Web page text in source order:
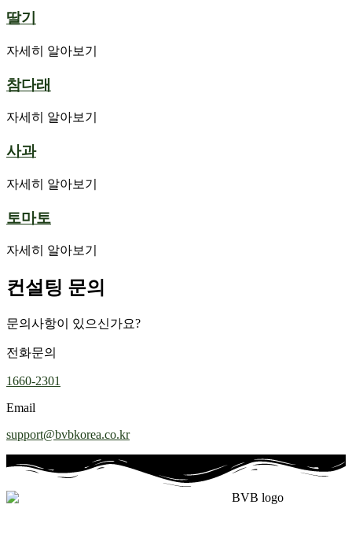
딸기
자세히 알아보기
참다래
자세히 알아보기
사과
자세히 알아보기
토마토
자세히 알아보기
컨설팅 문의
문의사항이 있으신가요?
전화문의
1660-2301
Email
support@bvbkorea.co.kr